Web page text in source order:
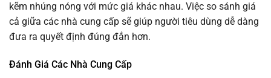
kẽm nhúng nóng với mức giá khác nhau. Việc so sánh giá
cả giữa các nhà cung cấp sẽ giúp người tiêu dùng dễ dàng
đưa ra quyết định đúng đắn hơn.
Đánh Giá Các Nhà Cung Cấp